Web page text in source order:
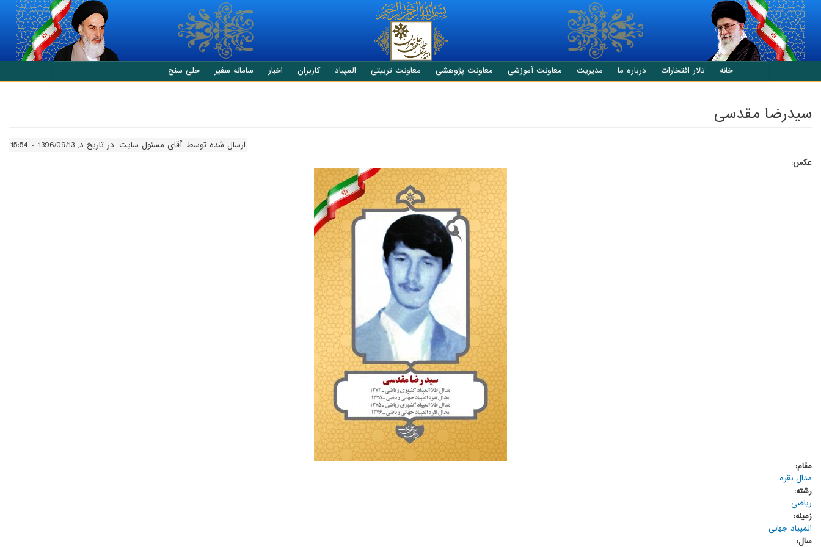
انتقال به محتوای اصلی
خانه تالار افتخارات درباره ما مدیریت معاونت آموزشی معاونت پژوهشی معاونت تربیتی المپیاد کاربران اخبار سامانه سفیر حلی سنج
سیدرضا مقدسی
ارسال شده توسط آقای مسئول سایت در تاریخ د, 1396/09/13 - 15:54
عکس:
مقام:
مدال نقره
رشته:
ریاضی
زمینه:
المپیاد جهانی
سال: